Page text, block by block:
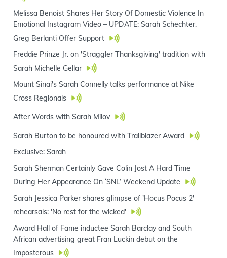
Melissa Benoist Shares Her Story Of Domestic Violence In
Emotional Instagram Video – UPDATE: Sarah Schechter,
Greg Berlanti Offer Support
Freddie Prinze Jr. on 'Straggler Thanksgiving' tradition with
Sarah Michelle Gellar
Mount Sinai's Sarah Connelly talks performance at Nike
Cross Regionals
After Words with Sarah Milov
Sarah Burton to be honoured with Trailblazer Award
Exclusive: Sarah
Sarah Sherman Certainly Gave Colin Jost A Hard Time
During Her Appearance On ‘SNL’ Weekend Update
Sarah Jessica Parker shares glimpse of 'Hocus Pocus 2'
rehearsals: 'No rest for the wicked'
Award Hall of Fame inductee Sarah Barclay and South
African advertising great Fran Luckin debut on the
Imposterous